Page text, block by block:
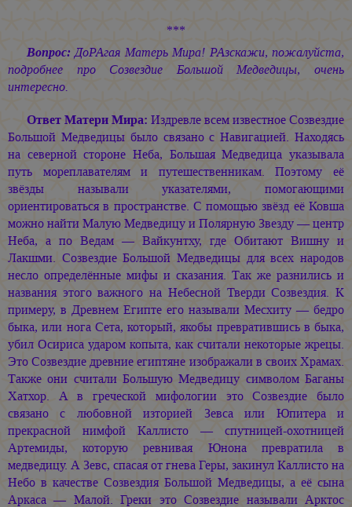
***
Вопрос: ДоРАгая Матерь Мира! РАзскажи, пожалуйста,
подробнее про Созвездие Большой Медведицы, очень
интересно.
Ответ Матери Мира: Издревле всем известное Созвездие
Большой Медведицы было связано с Навигацией. Находясь
на северной стороне Неба, Большая Медведица указывала
путь мореплавателям и путешественникам. Поэтому её
звёзды называли указателями, помогающими
ориентироваться в пространстве. С помощью звёзд её Ковша
можно найти Малую Медведицу и Полярную Звезду — центр
Неба, а по Ведам — Вайкунтху, где Обитают Вишну и
Лакшми. Созвездие Большой Медведицы для всех народов
несло определённые мифы и сказания. Так же разнились и
названия этого важного на Небесной Тверди Созвездия. К
примеру, в Древнем Египте его называли Месхиту — бедро
быка, или нога Сета, который, якобы превратившись в быка,
убил Осириса ударом копыта, как считали некоторые жрецы.
Это Созвездие древние египтяне изображали в своих Храмах.
Также они считали Большую Медведицу символом Баганы
Хатхор. А в греческой мифологии это Созвездие было
связано с любовной изторией Зевса или Юпитера и
прекрасной нимфой Каллисто — спутницей-охотницей
Артемиды, которую ревнивая Юнона превратила в
медведицу. А Зевс, спасая от гнева Геры, закинул Каллисто на
Небо в качестве Созвездия Большой Медведицы, а её сына
Аркаса — Малой. Греки это Созвездие называли Арктос